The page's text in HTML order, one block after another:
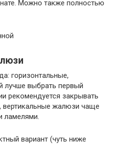
Можно также полностью
горизонтальные,
лучше выбрать первый
рекомендуется закрывать
вертикальные жалюзи чаще
ламелями.
вариант (чуть ниже